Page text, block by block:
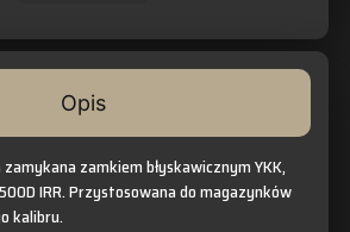
Opis
zamkiem błyskawicznym YKK,
IRR. Przystosowana do magazynków
kalibru.